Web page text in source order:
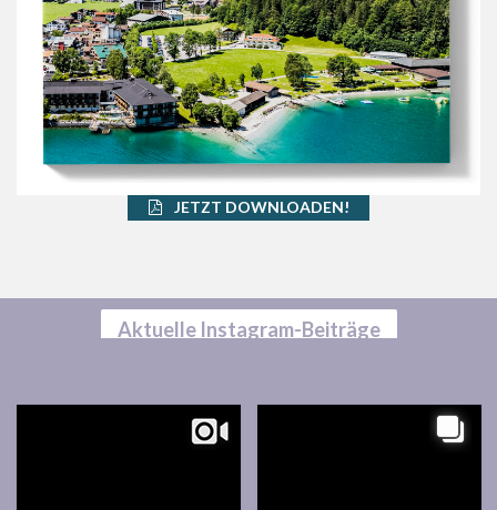
JETZT DOWNLOADEN!
Aktuelle Instagram-Beiträge